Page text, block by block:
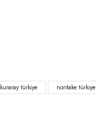
kuraray türkiye noritake türkiye